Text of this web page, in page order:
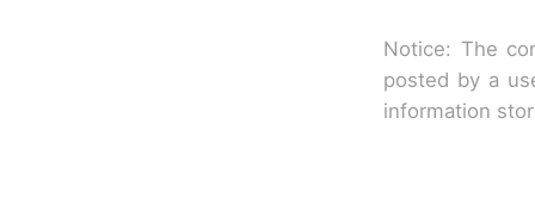
Notice: The
posted by a
information